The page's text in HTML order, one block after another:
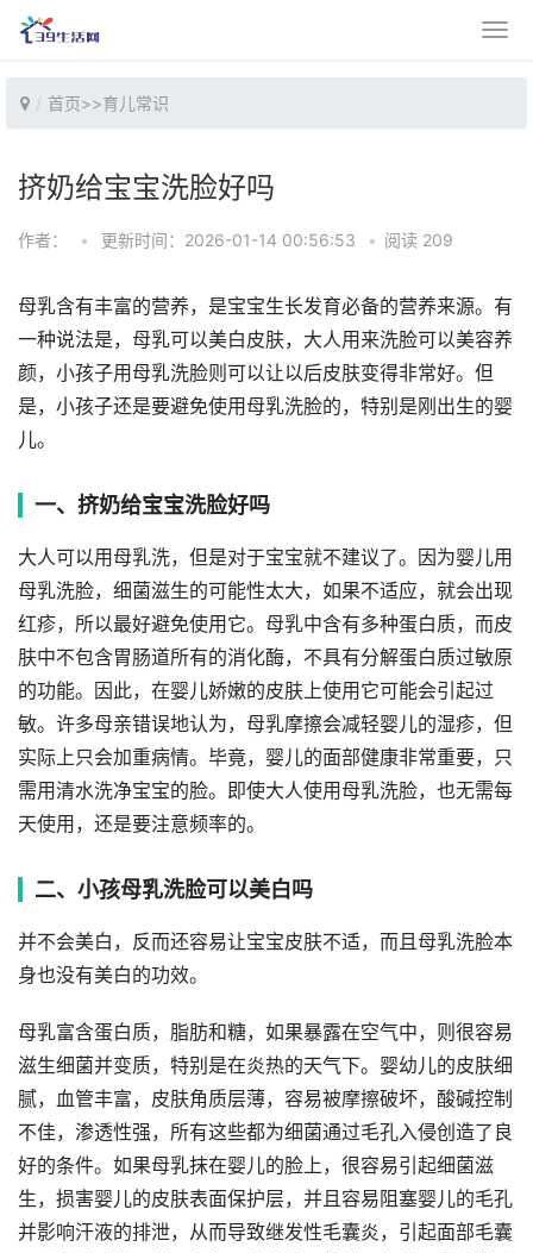
首页>>育儿常识
挤奶给宝宝洗脸好吗
作者： • 更新时间：2026-01-14 00:56:53 • 阅读 209
母乳含有丰富的营养，是宝宝生长发育必备的营养来源。有
一种说法是，母乳可以美白皮肤，大人用来洗脸可以美容养
颜，小孩子用母乳洗脸则可以让以后皮肤变得非常好。但
是，小孩子还是要避免使用母乳洗脸的，特别是刚出生的婴
儿。
一、挤奶给宝宝洗脸好吗
大人可以用母乳洗，但是对于宝宝就不建议了。因为婴儿用
母乳洗脸，细菌滋生的可能性太大，如果不适应，就会出现
红疹，所以最好避免使用它。母乳中含有多种蛋白质，而皮
肤中不包含胃肠道所有的消化酶，不具有分解蛋白质过敏原
的功能。因此，在婴儿娇嫩的皮肤上使用它可能会引起过
敏。许多母亲错误地认为，母乳摩擦会减轻婴儿的湿疹，但
实际上只会加重病情。毕竟，婴儿的面部健康非常重要，只
需用清水洗净宝宝的脸。即使大人使用母乳洗脸，也无需每
天使用，还是要注意频率的。
二、小孩母乳洗脸可以美白吗
并不会美白，反而还容易让宝宝皮肤不适，而且母乳洗脸本
身也没有美白的功效。
母乳富含蛋白质，脂肪和糖，如果暴露在空气中，则很容易
滋生细菌并变质，特别是在炎热的天气下。婴幼儿的皮肤细
腻，血管丰富，皮肤角质层薄，容易被摩擦破坏，酸碱控制
不佳，渗透性强，所有这些都为细菌通过毛孔入侵创造了良
好的条件。如果母乳抹在婴儿的脸上，很容易引起细菌滋
生，损害婴儿的皮肤表面保护层，并且容易阻塞婴儿的毛孔
并影响汗液的排泄，从而导致继发性毛囊炎，引起面部毛囊